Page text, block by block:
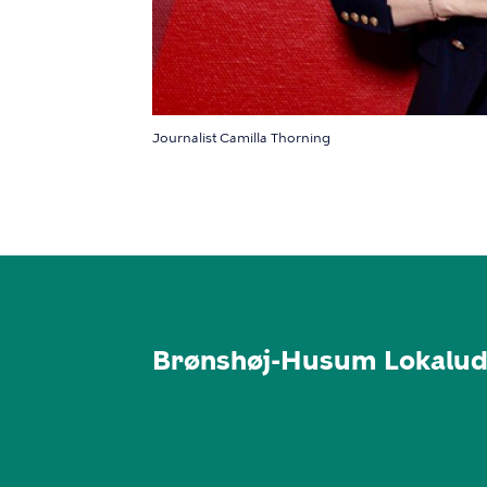
Journalist Camilla Thorning
Brønshøj-Husum